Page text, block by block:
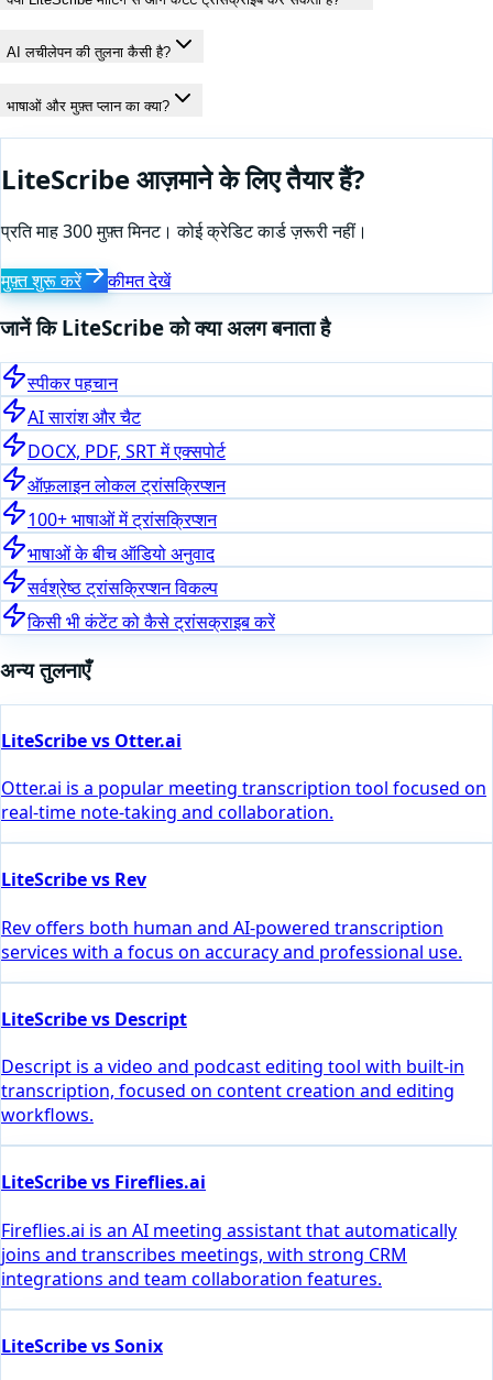
AI लचीलेपन की तुलना कैसी है?
भाषाओं और मुफ़्त प्लान का क्या?
LiteScribe आज़माने के लिए तैयार हैं?
प्रति माह 300 मुफ़्त मिनट। कोई क्रेडिट कार्ड ज़रूरी नहीं।
मुफ़्त शुरू करें कीमत देखें
जानें कि LiteScribe को क्या अलग बनाता है
स्पीकर पहचान
AI सारांश और चैट
DOCX, PDF, SRT में एक्सपोर्ट
ऑफ़लाइन लोकल ट्रांसक्रिप्शन
100+ भाषाओं में ट्रांसक्रिप्शन
भाषाओं के बीच ऑडियो अनुवाद
सर्वश्रेष्ठ ट्रांसक्रिप्शन विकल्प
किसी भी कंटेंट को कैसे ट्रांसक्राइब करें
अन्य तुलनाएँ
LiteScribe vs Otter.ai
Otter.ai is a popular meeting transcription tool focused on
real-time note-taking and collaboration.
LiteScribe vs Rev
Rev offers both human and AI-powered transcription
services with a focus on accuracy and professional use.
LiteScribe vs Descript
Descript is a video and podcast editing tool with built-in
transcription, focused on content creation and editing
workflows.
LiteScribe vs Fireflies.ai
Fireflies.ai is an AI meeting assistant that automatically
joins and transcribes meetings, with strong CRM
integrations and team collaboration features.
LiteScribe vs Sonix